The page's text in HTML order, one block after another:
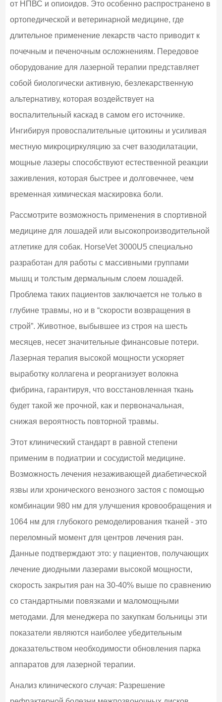
от НПВС и опиоидов. Это особенно распространено в
ортопедической и ветеринарной медицине, где
длительное применение лекарств часто приводит к
почечным и печеночным осложнениям. Передовое
оборудование для лазерной терапии представляет
собой биологически активную, безлекарственную
альтернативу, которая воздействует на
воспалительный каскад в самом его источнике.
Ингибируя провоспалительные цитокины и усиливая
местную микроциркуляцию за счет вазодилатации,
мощные лазеры способствуют естественной реакции
заживления, которая быстрее и долговечнее, чем
временная химическая маскировка боли.
Рассмотрите возможность применения в спортивной
медицине для лошадей или высокопроизводительной
атлетике для собак. HorseVet 3000U5 специально
разработан для работы с массивными группами
мышц и толстым дермальным слоем лошадей.
Проблема таких пациентов заключается не только в
глубине травмы, но и в “скорости возвращения в
строй”. Животное, выбывшее из строя на шесть
месяцев, несет значительные финансовые потери.
Лазерная терапия высокой мощности ускоряет
выработку коллагена и реорганизует волокна
фибрина, гарантируя, что восстановленная ткань
будет такой же прочной, как и первоначальная,
снижая вероятность повторной травмы.
Этот клинический стандарт в равной степени
применим в подиатрии и сосудистой медицине.
Возможность лечения незаживающей диабетической
язвы или хронического венозного застоя с помощью
комбинации 980 нм для улучшения кровообращения и
1064 нм для глубокого ремоделирования тканей - это
переломный момент для центров лечения ран.
Данные подтверждают это: у пациентов, получающих
лечение диодными лазерами высокой мощности,
скорость закрытия ран на 30-40% выше по сравнению
со стандартными повязками и маломощными
методами. Для менеджера по закупкам больницы эти
показатели являются наиболее убедительным
доказательством необходимости обновления парка
аппаратов для лазерной терапии.
Анализ клинического случая: Разрешение